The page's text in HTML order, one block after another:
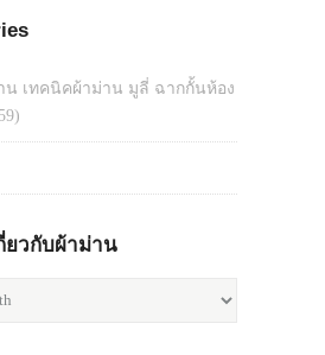
น เทคนิคผ้าม่าน มูลี่ ฉากกั้นห้อง
ยวกับผ้าม่าน